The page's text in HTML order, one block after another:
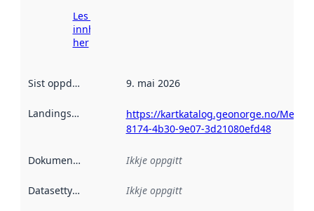
Les meir om
innhenting
her
Sist oppdatert 9. mai 2026
Landingsside
https://kartkatalog.geonorge.no/
8174-4b30-9e07-3d21080efd48
Dokumentasjon Ikkje oppgitt
Datasettype Ikkje oppgitt